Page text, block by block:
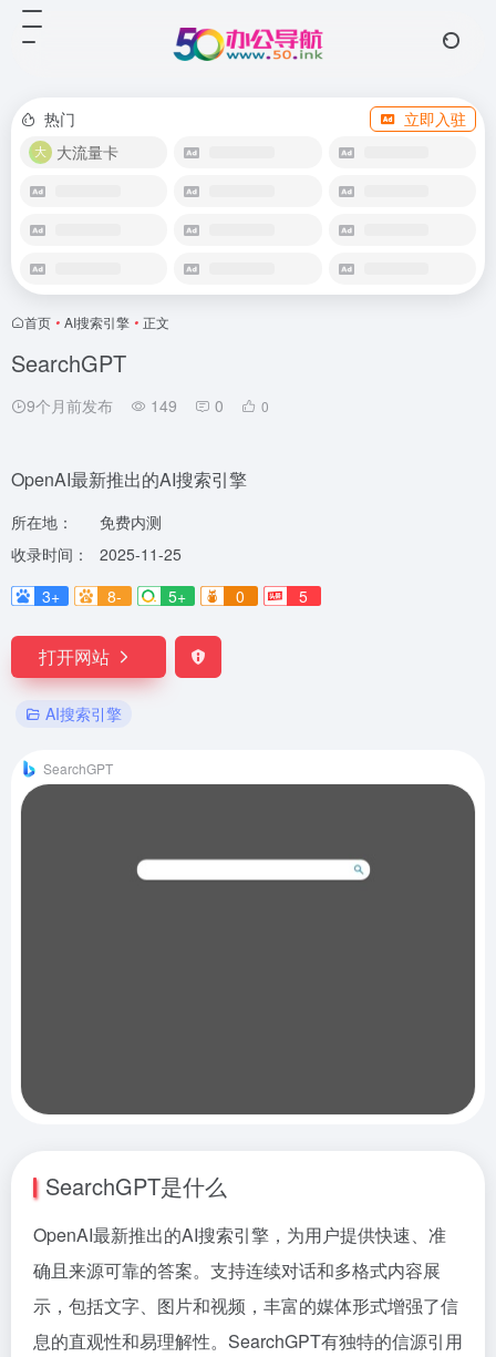
热门
立即入驻
大流量卡
首页 • AI搜索引擎 • 正文
SearchGPT
9个月前发布 149 0 0
OpenAI最新推出的AI搜索引擎
所在地：
免费内测
收录时间：
2025-11-25
3+
8- 5+ 0 5
打开网站
AI搜索引擎
SearchGPT
SearchGPT是什么
OpenAI最新推出的AI搜索引擎，为用户提供快速、准
确且来源可靠的答案。支持连续对话和多格式内容展
示，包括文字、图片和视频，丰富的媒体形式增强了信
息的直观性和易理解性。SearchGPT有独特的信源引用